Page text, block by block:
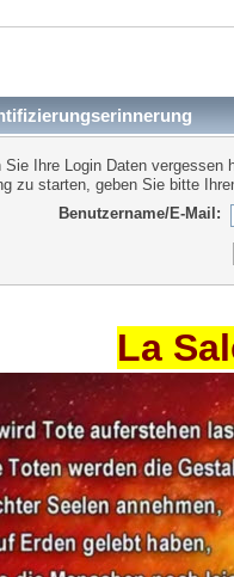
Sie Ihre Login Daten vergessen
zu starten, geben Sie bitte
Benutzername/E-Mail:
La